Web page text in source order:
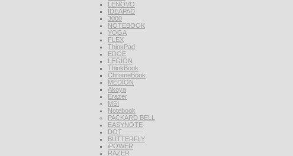
LENOVO
IDEAPAD
3000
NOTEBOOK
YOGA
FLEX
ThinkPad
EDGE
LEGION
ThinkBook
ChromeBook
MEDION
Akoya
Erazer
MSI
Notebook
PACKARD BELL
EASYNOTE
DOT
BUTTERFLY
iPOWER
RAZER